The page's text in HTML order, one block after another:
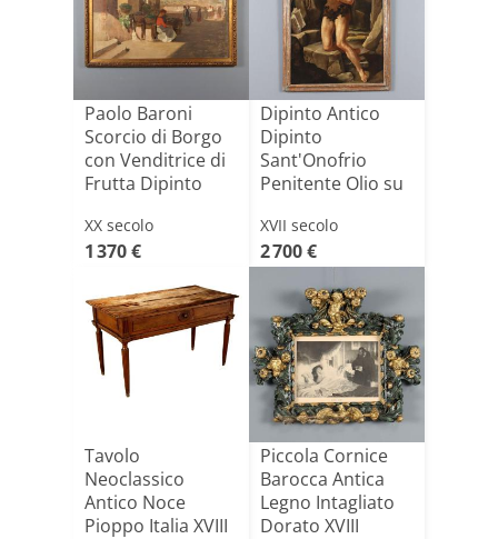
Paolo Baroni
Scorcio di Borgo
con Venditrice di
Frutta Dipinto
XX secolo
1 370 €
Dipinto Antico
Dipinto
Sant'Onofrio
Penitente Olio su
XVII secolo
2 700 €
Tavolo
Neoclassico
Antico Noce
Pioppo Italia XVIII
Piccola Cornice
Barocca Antica
Legno Intagliato
Dorato XVIII